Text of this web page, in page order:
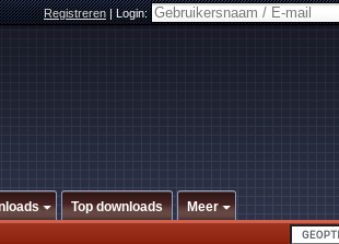
Registreren|Login:
Top downloads Meer